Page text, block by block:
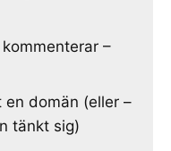
–
en domän (eller –
tänkt sig)